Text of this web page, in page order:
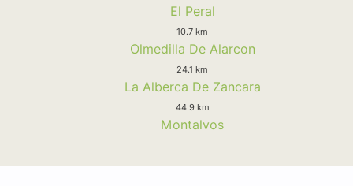
El Peral
10.7 km
Olmedilla De Alarcon
24.1 km
La Alberca De Zancara
44.9 km
Montalvos